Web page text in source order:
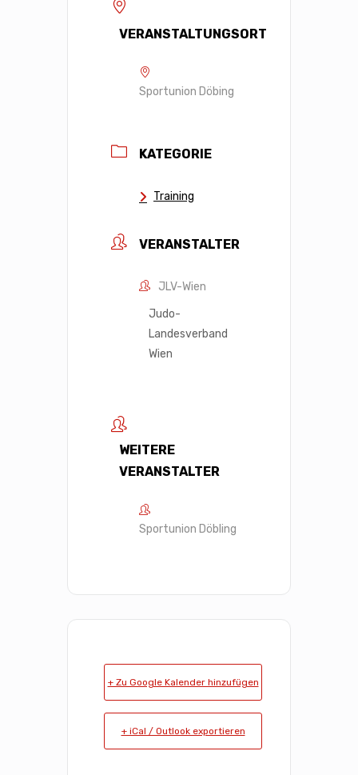
VERANSTALTUNGSORT
Sportunion Döbing
KATEGORIE
Training
VERANSTALTER
JLV-Wien
Judo-
Landesverband
Wien
WEITERE
VERANSTALTER
Sportunion Döbling
+ Zu Google Kalender hinzufügen
+ iCal / Outlook exportieren